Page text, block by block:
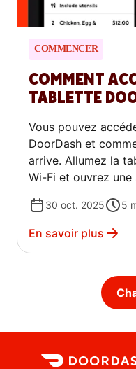
COMMENCER
COMMENT
TABLETTE
Vous pouvez
DoorDash et
arrive. Allumez la
Wi-Fi et ouvrez une
commandes, de
votre commerce.
dans la réception
de votre mot de
30 oct. 2025 5
En savoir plus